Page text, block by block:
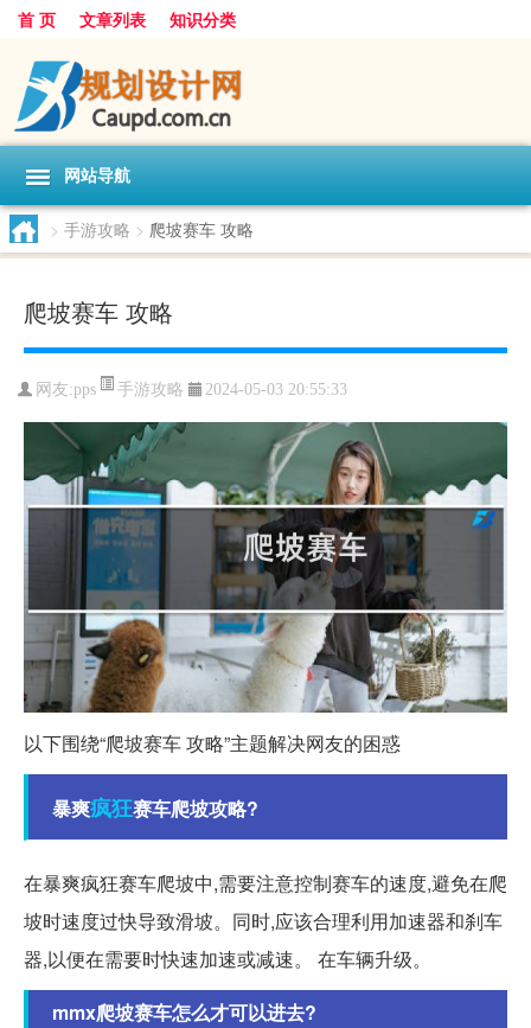
首 页 文章列表 知识分类
网站导航
> 手游攻略 > 爬坡赛车 攻略
爬坡赛车 攻略
网友:pps 手游攻略 2024-05-03 20:55:33
以下围绕“爬坡赛车 攻略”主题解决网友的困惑
暴爽疯狂赛车爬坡攻略?
在暴爽疯狂赛车爬坡中,需要注意控制赛车的速度,避免在爬
坡时速度过快导致滑坡。同时,应该合理利用加速器和刹车
器,以便在需要时快速加速或减速。 在车辆升级。
mmx爬坡赛车怎么才可以进去?